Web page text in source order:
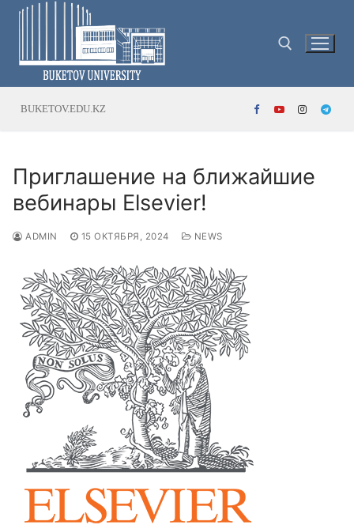
Перейти
содержимому
BUKETOV.EDU.KZ
Приглашение на ближайшие
вебинары Elsevier!
ADMIN 15 ОКТЯБРЯ, 2024 NEWS